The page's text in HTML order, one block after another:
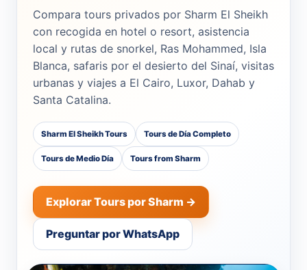
Compara tours privados por Sharm El Sheikh
con recogida en hotel o resort, asistencia
local y rutas de snorkel, Ras Mohammed, Isla
Blanca, safaris por el desierto del Sinaí, visitas
urbanas y viajes a El Cairo, Luxor, Dahab y
Santa Catalina.
Sharm El Sheikh Tours Tours de Día Completo
Tours de Medio Día Tours from Sharm
Explorar Tours por Sharm →
Preguntar por WhatsApp